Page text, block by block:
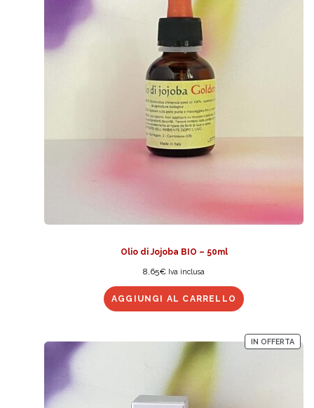
Olio di Jojoba BIO – 50ml
8,65€ Iva inclusa
AGGIUNGI AL CARRELLO
IN OFFERTA